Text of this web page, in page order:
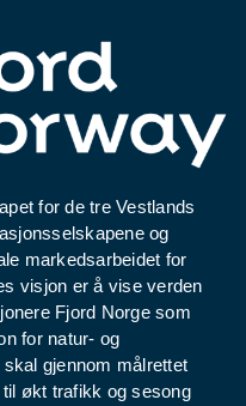
for de tre Vestlands
og
markedsarbeidet for
visjon er å vise verden
Fjord Norge som
for natur- og
gjennom målrettet
økt trafikk og sesong